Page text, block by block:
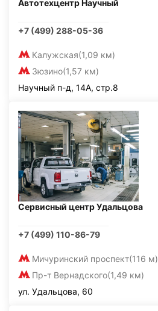
Автотехцентр Научный
+7 (499) 288-05-36
Калужская(1,09 км)
Зюзино(1,57 км)
Научный п-д, 14А, стр.8
Сервисный центр Удальцова
+7 (499) 110-86-79
Мичуринский проспект(116 м)
Пр-т Вернадского(1,49 км)
ул. Удальцова, 60